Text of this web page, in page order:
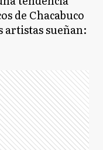
de Chacabuco
artistas sueñan: